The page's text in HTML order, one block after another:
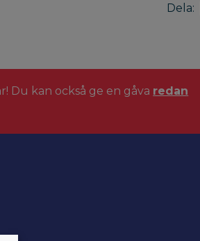
Dela:
kan också ge en gåva redan